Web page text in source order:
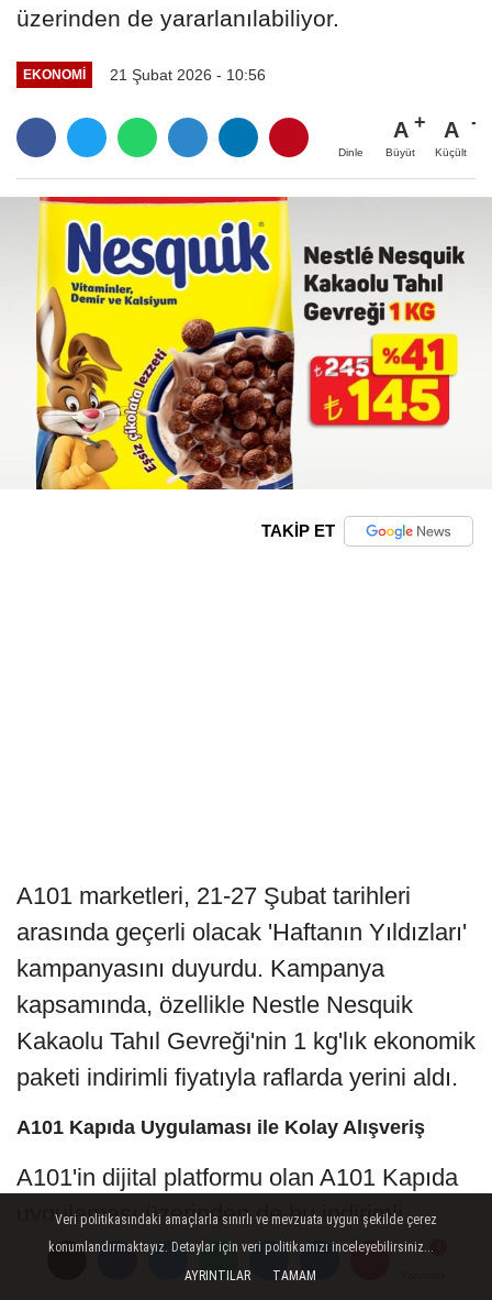
üzerinden de yararlanılabiliyor.
EKONOMI 21 Şubat 2026 - 10:56
Dinle
A
Büyüt
A
Küçült
TAKİP ET
A101 marketleri, 21-27 Şubat tarihleri
arasında geçerli olacak 'Haftanın Yıldızları'
kampanyasını duyurdu. Kampanya
kapsamında, özellikle Nestle Nesquik
Kakaolu Tahıl Gevreği'nin 1 kg'lık ekonomik
paketi indirimli fiyatıyla raflarda yerini aldı.
A101 Kapıda Uygulaması ile Kolay Alışveriş
A101'in dijital platformu olan A101 Kapıda
uygulaması üzerinden de bu indirimli
ürünlere ulaşmak mümkün. A101 Kapıda
uygulaması, kullanıcıların market ürünlerini
Veri politikasındaki amaçlarla sınırlı ve mevzuata uygun şekilde çerez
konumlandırmaktayız. Detaylar için veri politikamızı inceleyebilirsiniz...
AYRINTILAR
TAMAM